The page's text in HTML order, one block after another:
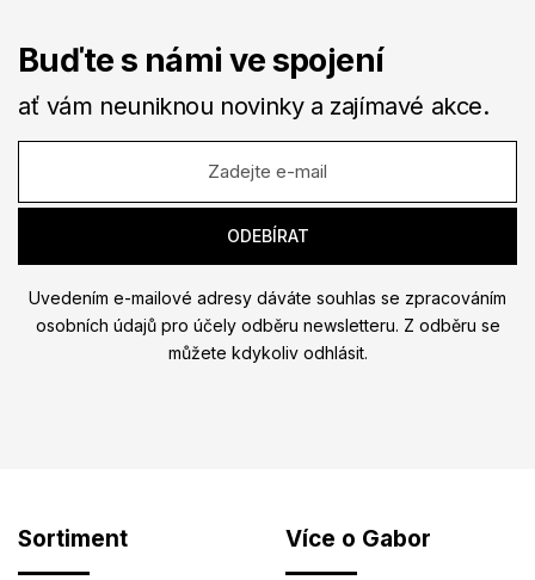
Buďte s námi ve spojení
ať vám neuniknou novinky a zajímavé akce.
Uvedením e-mailové adresy dáváte souhlas se zpracováním
osobních údajů pro účely odběru newsletteru. Z odběru se
můžete kdykoliv odhlásit.
Sortiment Více o Gabor